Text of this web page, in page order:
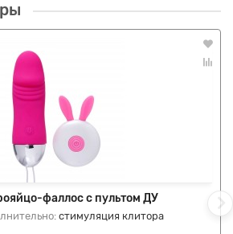
фаллос с пультом ДУ
стимуляция клитора